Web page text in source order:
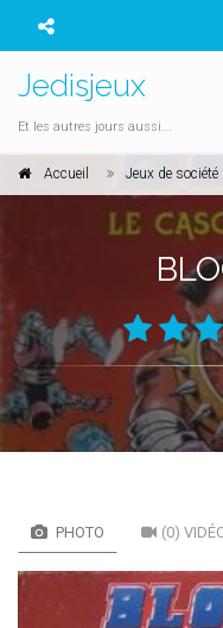
Jedisjeux
Et les autres jours aussi...
Accueil Jeux de société
PHOTO (0)